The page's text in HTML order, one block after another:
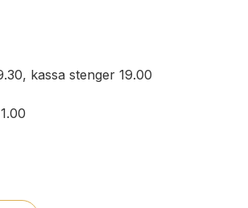
kassa stenger 19.00